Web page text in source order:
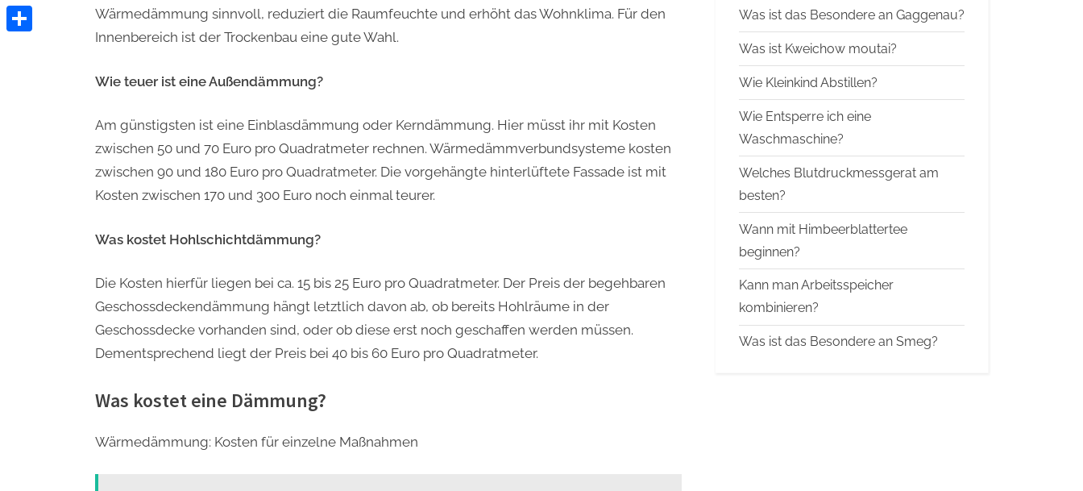
Wärmedämmung sinnvoll, reduziert die Raumfeuchte und erhöht das Wohnklima. Für den
Innenbereich ist der Trockenbau eine gute Wahl.
Wie teuer ist eine Außendämmung?
Am günstigsten ist eine Einblasdämmung oder Kerndämmung. Hier müsst ihr mit Kosten
zwischen 50 und 70 Euro pro Quadratmeter rechnen. Wärmedämmverbundsysteme kosten
zwischen 90 und 180 Euro pro Quadratmeter. Die vorgehängte hinterlüftete Fassade ist mit
Kosten zwischen 170 und 300 Euro noch einmal teurer.
Was kostet Hohlschichtdämmung?
Die Kosten hierfür liegen bei ca. 15 bis 25 Euro pro Quadratmeter. Der Preis der begehbaren
Geschossdeckendämmung hängt letztlich davon ab, ob bereits Hohlräume in der
Geschossdecke vorhanden sind, oder ob diese erst noch geschaffen werden müssen.
Dementsprechend liegt der Preis bei 40 bis 60 Euro pro Quadratmeter.
Was kostet eine Dämmung?
Wärmedämmung: Kosten für einzelne Maßnahmen
Was ist das Besondere an Gaggenau?
Was ist Kweichow moutai?
Wie Kleinkind Abstillen?
Wie Entsperre ich eine
Waschmaschine?
Welches Blutdruckmessgerat am
besten?
Wann mit Himbeerblattertee
beginnen?
Kann man Arbeitsspeicher
kombinieren?
Was ist das Besondere an Smeg?
Telegram